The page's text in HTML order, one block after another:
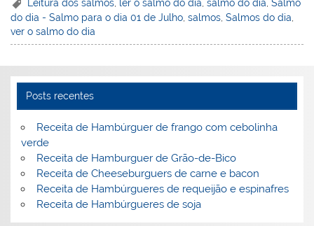
e
st
e
dI
e
b
o
k
er l
o
o
l
e
Leitura dos salmos ler o salmo do dia ,salmo do dia ,Salmo
do dia - Salmo para o dia 01 de Julho,salmos,Salmos do dia,
ver o salmo do dia
Posts recentes
Receita de Hambúrguer de frango com cebolinha
verde
Receita de Hamburguer de Grão-de-Bico
Receita de Cheeseburguers de carne e bacon
Receita de Hambúrgueres de requeijão e espinafres
Receita de Hambúrgueres de soja